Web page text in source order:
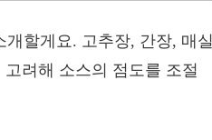
할게요. 고추장, 간장, 매실
려해 소스의 점도를 조절